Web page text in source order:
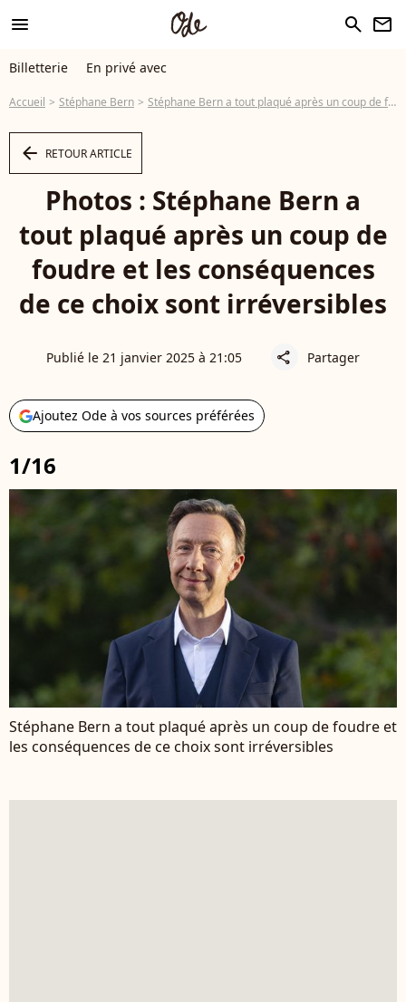
menu search newsletter
Billetterie En privé avec
Accueil Stéphane Bern Stéphane Bern a tout plaqué après un coup de foudre et les conséquences de ce choix sont irréversibles
arrow_left RETOUR ARTICLE
Photos : Stéphane Bern a
tout plaqué après un coup de
foudre et les conséquences
de ce choix sont irréversibles
Publié le 21 janvier 2025 à 21:05 share Partager
Ajoutez Ode à vos sources préférées
1/16
Stéphane Bern a tout plaqué après un coup de foudre et
les conséquences de ce choix sont irréversibles